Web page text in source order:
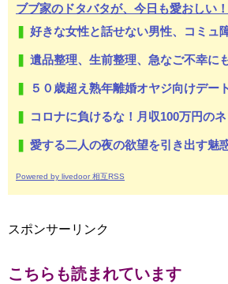
ブブ家のドタバタが、今日も愛おしい！
好きな女性と話せない男性、コミュ障の男性に、
遺品整理、生前整理、急なご不幸に
５０歳超え熟年離婚オヤジ向けデー
コロナに負けるな！月収100万円の
愛する二人の夜の欲望を引き出す魅
Powered by livedoor 相互RSS
スポンサーリンク
こちらも読まれています